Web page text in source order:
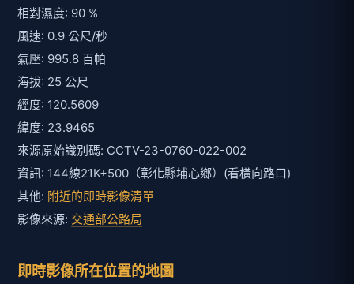
相對濕度: 90 %
風速: 0.9 公尺/秒
氣壓: 995.8 百帕
海拔: 25 公尺
經度: 120.5609
緯度: 23.9465
來源原始識別碼: CCTV-23-0760-022-002
資訊: 144線21K+500（彰化縣埔心鄉）(看橫向路口)
其他: 附近的即時影像清單
影像來源: 交通部公路局
即時影像所在位置的地圖